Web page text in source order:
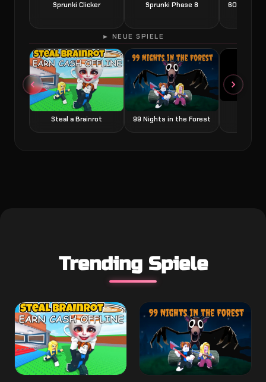
Sprunki Clicker Sprunki Phase 8 60
► NEUE SPIELE
Steal a Brainrot 99 Nights in the Forest
Trending Spiele